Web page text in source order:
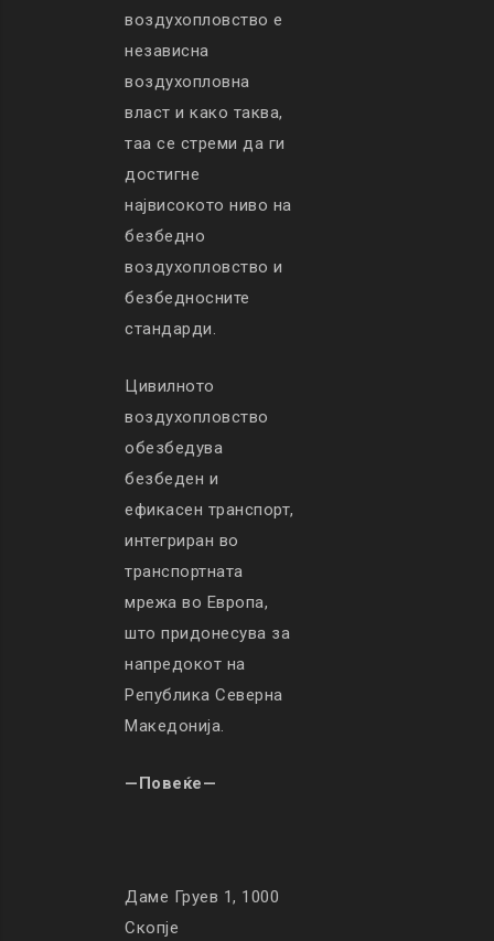
воздухопловство е
независна
воздухопловна
власт и како таква,
таа се стреми да ги
достигне
највисокото ниво на
безбедно
воздухопловство и
безбедносните
стандарди.
Цивилното
воздухопловство
обезбедува
безбеден и
ефикасен транспорт,
интегриран во
транспортната
мрежа во Европа,
што придонесува за
напредокот на
Република Северна
Македонија.
—Повеќе—
Даме Груев 1, 1000
Скопје